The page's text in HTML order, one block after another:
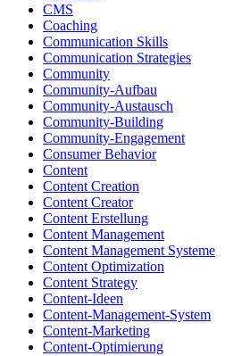
CMS
Coaching
Communication Skills
Communication Strategies
Community
Community-Aufbau
Community-Austausch
Community-Building
Community-Engagement
Consumer Behavior
Content
Content Creation
Content Creator
Content Erstellung
Content Management
Content Management Systeme
Content Optimization
Content Strategy
Content-Ideen
Content-Management-System
Content-Marketing
Content-Optimierung